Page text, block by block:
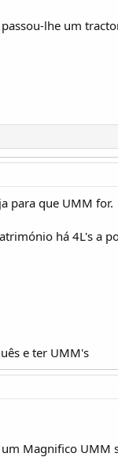
lhe um
para que UMM for.
há 4L's a
e ter UMM's
Magnifico UMM